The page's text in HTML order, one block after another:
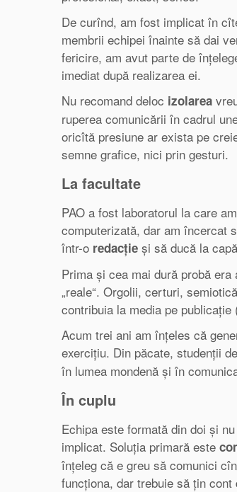
De curînd, am fost implicat în
membrii echipei înainte să dai
fericire, am avut parte de
imediat după realizarea ei.
Nu recomand deloc izolarea
ruperea comunicării în cadrul
oricîtă presiune ar exista pe
semne grafice, nici prin gesturi.
La facultate
PAO a fost laboratorul la care
computerizată, dar am încercat
într-o redacție și să ducă la
Prima și cea mai dură probă
„reale“. Orgolii, certuri,
contribuia la media pe
Acum trei ani am înțeles că
exercițiu. Din păcate, studenții
în lumea mondenă și în
În cuplu
Echipa este formată din doi și
implicat. Soluția primară este
înțeleg că e greu să comunici
funcționa, dar trebuie să țin